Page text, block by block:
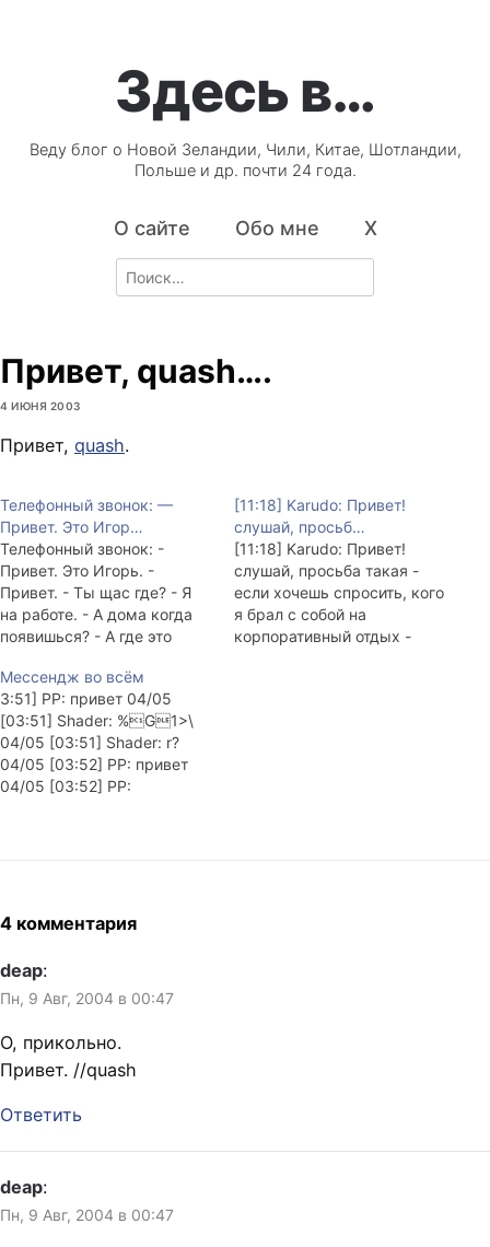
Здесь в…
Веду блог о Новой Зеландии, Чили, Китае, Шотландии,
Польше и др. почти 24 года.
О сайте Обо мне X
Search
for:
Привет, quash….
4 ИЮНЯ 2003
Привет, quash.
Телефонный звонок: —
Привет. Это Игор…
Телефонный звонок: -
Привет. Это Игорь. -
Привет. - Ты щас где? - Я
на работе. - А дома когда
появишься? - А где это
ли? - Ага. - А... А может ты
знаешь пароли для ТДР? -
Для чего? - Ну для
Кармагеддона…
[11:18] Karudo: Привет!
слушай, просьб…
[11:18] Karudo: Привет!
слушай, просьба такая -
если хочешь спросить, кого
я брал с собой на
корпоративный отдых -
Мессендж во всём
3:51] PP: привет 04/05
[03:51] Shader: %G1>\
04/05 [03:51] Shader: r?
04/05 [03:52] PP: привет
04/05 [03:52] PP:
PP: привет 04/05 [03:52]
PP: квадратики от тебя
пришли 04/05 [03:54]
Shader: M?
TuI+wr"E89/??eay…
4 комментария
deap:
Пн, 9 Авг, 2004 в 00:47
О, прикольно.
Привет. //quash
Ответить
deap:
Пн, 9 Авг, 2004 в 00:47